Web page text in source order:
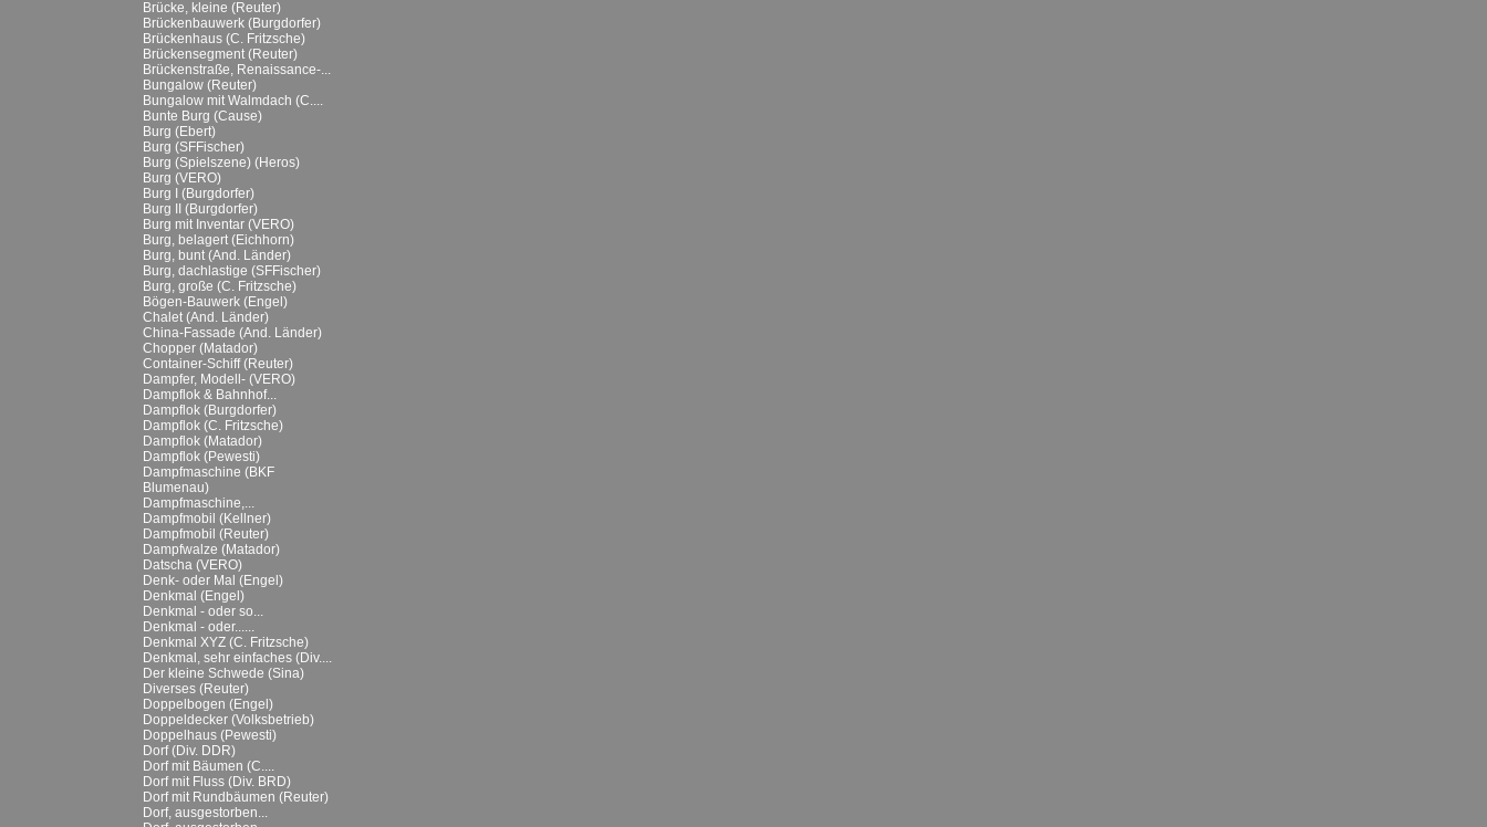
Brücke, kleine (Reuter)
Brückenbauwerk (Burgdorfer)
Brückenhaus (C. Fritzsche)
Brückensegment (Reuter)
Brückenstraße, Renaissance-...
Bungalow (Reuter)
Bungalow mit Walmdach (C....
Bunte Burg (Cause)
Burg (Ebert)
Burg (SFFischer)
Burg (Spielszene) (Heros)
Burg (VERO)
Burg I (Burgdorfer)
Burg II (Burgdorfer)
Burg mit Inventar (VERO)
Burg, belagert (Eichhorn)
Burg, bunt (And. Länder)
Burg, dachlastige (SFFischer)
Burg, große (C. Fritzsche)
Bögen-Bauwerk (Engel)
Chalet (And. Länder)
China-Fassade (And. Länder)
Chopper (Matador)
Container-Schiff (Reuter)
Dampfer, Modell- (VERO)
Dampflok & Bahnhof...
Dampflok (Burgdorfer)
Dampflok (C. Fritzsche)
Dampflok (Matador)
Dampflok (Pewesti)
Dampfmaschine (BKF
Blumenau)
Dampfmaschine,...
Dampfmobil (Kellner)
Dampfmobil (Reuter)
Dampfwalze (Matador)
Datscha (VERO)
Denk- oder Mal (Engel)
Denkmal (Engel)
Denkmal - oder so...
Denkmal - oder......
Denkmal XYZ (C. Fritzsche)
Denkmal, sehr einfaches (Div....
Der kleine Schwede (Sina)
Diverses (Reuter)
Doppelbogen (Engel)
Doppeldecker (Volksbetrieb)
Doppelhaus (Pewesti)
Dorf (Div. DDR)
Dorf mit Bäumen (C....
Dorf mit Fluss (Div. BRD)
Dorf mit Rundbäumen (Reuter)
Dorf, ausgestorben...